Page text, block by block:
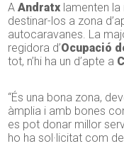
AAndratx lamenten
destinar-los a zona
autocaravanes. La
regidora d’Ocupació
tot, n’hi ha un d’apte a
“És una bona zona,
àmplia i amb bones
es pot donar millor
ho ha sol·licitat com